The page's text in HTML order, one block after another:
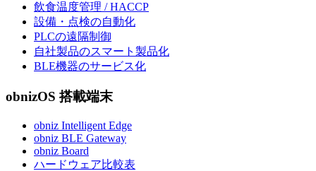
飲食温度管理 / HACCP
設備・点検の自動化
PLCの遠隔制御
自社製品のスマート製品化
BLE機器のサービス化
obnizOS 搭載端末
obniz Intelligent Edge
obniz BLE Gateway
obniz Board
ハードウェア比較表